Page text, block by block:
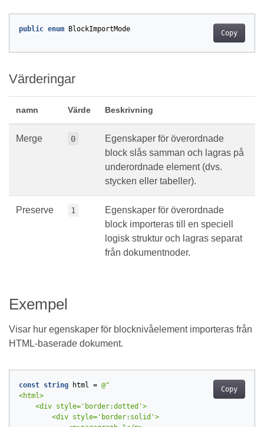
Copy
public enum BlockImportMode
Värderingar
namn Värde Beskrivning
Merge 0
Egenskaper för överordnade
block slås samman och lagras på
underordnade element (dvs.
stycken eller tabeller).
Preserve 1
Egenskaper för överordnade
block importeras till en speciell
logisk struktur och lagras separat
från dokumentnoder.
Exempel
Visar hur egenskaper för blocknivåelement importeras från
HTML-baserade dokument.
Copy
const string html =